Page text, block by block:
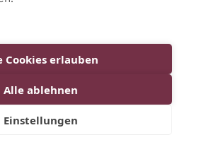
Alle Rechte vorbehalten.
Cookies erlauben
Alle ablehnen
Einstellungen